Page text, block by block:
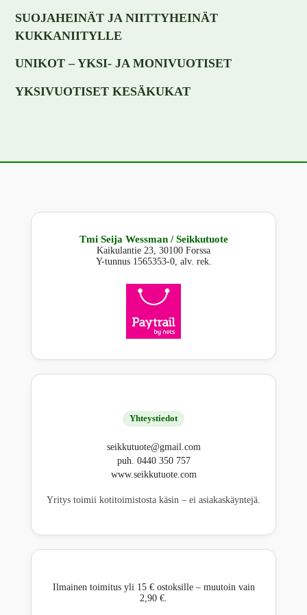
SUOJAHEINÄT JA NIITTYHEINÄT
KUKKANIITYLLE
UNIKOT – YKSI- JA MONIVUOTISET
YKSIVUOTISET KESÄKUKAT
Tmi Seija Wessman / Seikkutuote
Kaikulantie 23, 30100 Forssa
Y-tunnus 1565353-0, alv. rek.
Yhteystiedot
seikkutuote@gmail.com
puh. 0440 350 757
www.seikkutuote.com
Yritys toimii kotitoimistosta käsin – ei asiakaskäyntejä.
Ilmainen toimitus yli 15 € ostoksille – muutoin vain
2,90 €.